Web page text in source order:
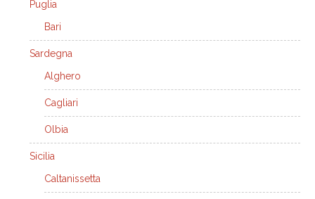
Puglia
Bari
Sardegna
Alghero
Cagliari
Olbia
Sicilia
Caltanissetta